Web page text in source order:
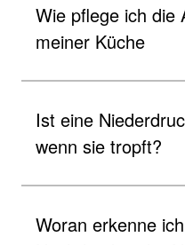
Wie pflege ich die
meiner Küche
Ist eine
wenn sie tropft?
Woran erkenne